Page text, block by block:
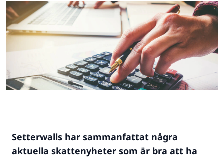
Setterwalls har sammanfattat några
aktuella skattenyheter som är bra att ha